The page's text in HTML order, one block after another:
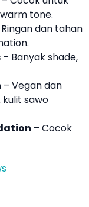
tone.
dan tahan
– Banyak shade,
– Vegan dan
sawo
– Cocok